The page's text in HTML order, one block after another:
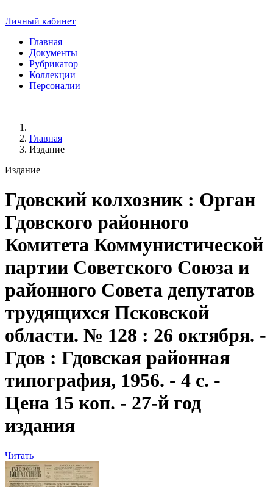
Личный кабинет
Главная
Документы
Рубрикатор
Коллекции
Персоналии
Главная
Издание
Издание
Гдовский колхозник: Орган
Гдовского районного
Комитета Коммунистической
партии Советского Союза и
районного Совета депутатов
трудящихся Псковской
области. № 128 : 26 октября. -
Гдов : Гдовская районная
типография, 1956. - 4 с. -
Цена 15 коп. - 27-й год
издания
Читать